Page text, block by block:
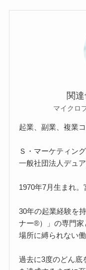
関
マイクロ
起業、副業、複業
Ｓ・マーケティン
一般社団法人デュ
1970年7月生まれ。
30年の起業経験を
ナー®）」の専門家
場所に縛られない働
過去に3度のどん底